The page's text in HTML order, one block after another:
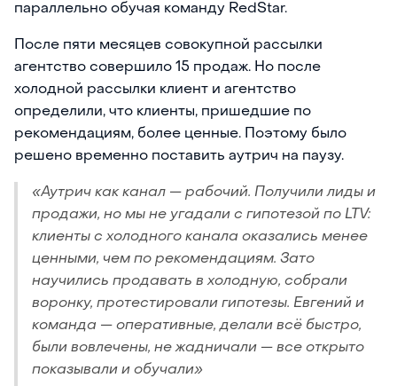
параллельно обучая команду RedStar.
После пяти месяцев совокупной рассылки
агентство совершило 15 продаж. Но после
холодной рассылки клиент и агентство
определили, что клиенты, пришедшие по
рекомендациям, более ценные. Поэтому было
решено временно поставить аутрич на паузу.
«Аутрич как канал — рабочий. Получили лиды и
продажи, но мы не угадали с гипотезой по LTV:
клиенты с холодного канала оказались менее
ценными, чем по рекомендациям. Зато
научились продавать в холодную, собрали
воронку, протестировали гипотезы. Евгений и
команда — оперативные, делали всё быстро,
были вовлечены, не жадничали — все открыто
показывали и обучали»